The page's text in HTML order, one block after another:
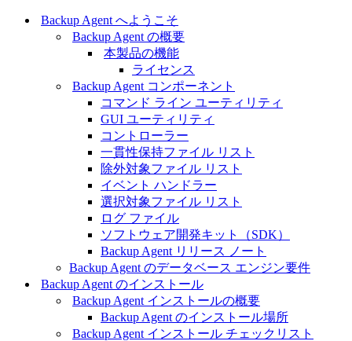
Backup Agent へようこそ
Backup Agent の概要
本製品の機能
ライセンス
Backup Agent コンポーネント
コマンド ライン ユーティリティ
GUI ユーティリティ
コントローラー
一貫性保持ファイル リスト
除外対象ファイル リスト
イベント ハンドラー
選択対象ファイル リスト
ログ ファイル
ソフトウェア開発キット（SDK）
Backup Agent リリース ノート
Backup Agent のデータベース エンジン要件
Backup Agent のインストール
Backup Agent インストールの概要
Backup Agent のインストール場所
Backup Agent インストール チェックリスト